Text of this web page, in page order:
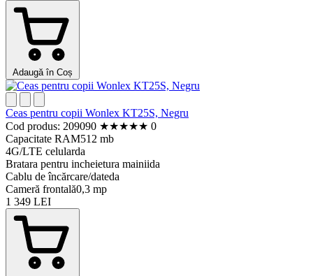
Adaugă în Coș
Ceas pentru copii Wonlex KT25S, Negru
Cod produs: 209090 ★★★★★ 0
Capacitate RAM512 mb
4G/LTE celularda
Bratara pentru incheietura mainiida
Cablu de încărcare/dateda
Cameră frontală0,3 mp
1 349 LEI